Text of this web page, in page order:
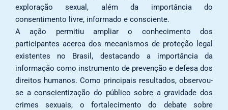
exploração sexual, além da importância do
consentimento livre, informado e consciente.
A ação permitiu ampliar o conhecimento dos
participantes acerca dos mecanismos de proteção legal
existentes no Brasil, destacando a importância da
informação como instrumento de prevenção e defesa dos
direitos humanos. Como principais resultados, observou-
se a conscientização do público sobre a gravidade dos
crimes sexuais, o fortalecimento do debate sobre